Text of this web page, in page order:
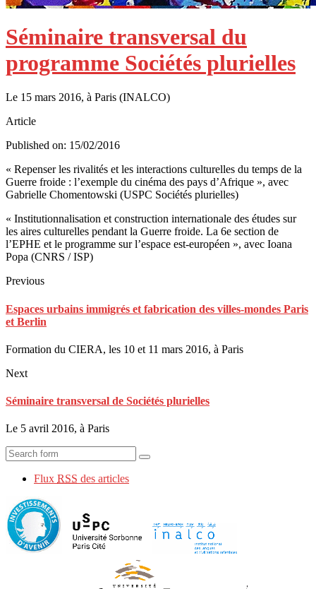
Séminaire transversal du
programme Sociétés plurielles
Le 15 mars 2016, à Paris (INALCO)
Article
Published on: 15/02/2016
« Repenser les rivalités et les interactions culturelles du temps de la
Guerre froide : l’exemple du cinéma des pays d’Afrique », avec
Gabrielle Chomentowski (USPC Sociétés plurielles)
« Institutionnalisation et construction internationale des études sur
les aires culturelles pendant la Guerre froide. La 6e section de
l’EPHE et le programme sur l’espace est-européen », avec Ioana
Popa (CNRS / ISP)
Previous
Espaces urbains immigrés et fabrication des villes-mondes Paris
et Berlin
Formation du CIERA, les 10 et 11 mars 2016, à Paris
Next
Séminaire transversal de Sociétés plurielles
Le 5 avril 2016, à Paris
Flux RSS des articles